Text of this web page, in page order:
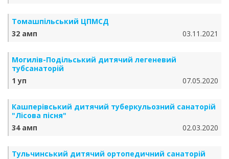
Томашпільський ЦПМСД
32 амп
03.11.2021
Могилів-Подільський дитячий легеневий
тубсанаторій
1 уп
07.05.2020
Кашперівський дитячий туберкульозний санаторій
"Лісова пісня"
34 амп
02.03.2020
Тульчинський дитячий ортопедичний санаторій